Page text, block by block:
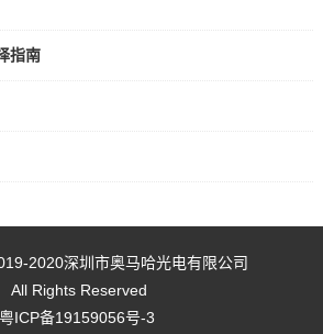
指南
2020深圳市奥马哈光电有限公司
All Rights Reserved
粤ICP备19159056号-3